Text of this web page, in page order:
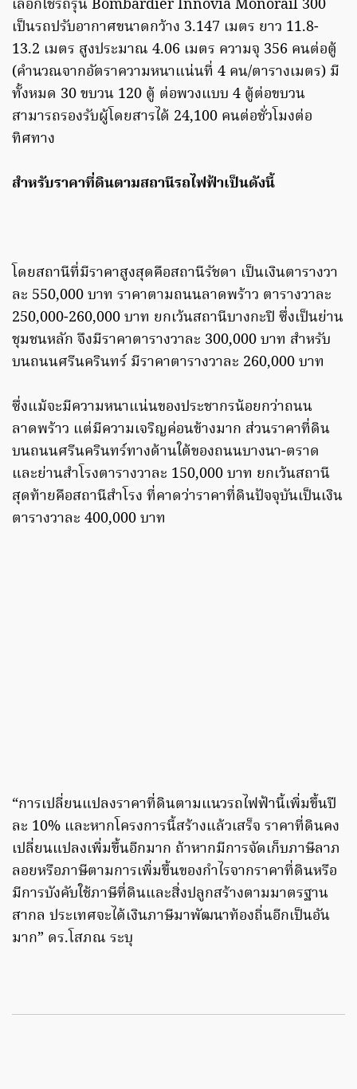
เลือกใช้รถรุ่น Bombardier Innovia Monorail 300
เป็นรถปรับอากาศขนาดกว้าง 3.147 เมตร ยาว 11.8-
13.2 เมตร สูงประมาณ 4.06 เมตร ความจุ 356 คนต่อตู้
(คำนวณจากอัตราความหนาแน่นที่ 4 คน/ตารางเมตร) มี
ทั้งหมด 30 ขบวน 120 ตู้ ต่อพวงแบบ 4 ตู้ต่อขบวน
สามารถรองรับผู้โดยสารได้ 24,100 คนต่อชั่วโมงต่อ
ทิศทาง
สำหรับราคาที่ดินตามสถานีรถไฟฟ้าเป็นดังนี้
โดยสถานีที่มีราคาสูงสุดคือสถานีรัชดา เป็นเงินตารางวา
ละ 550,000 บาท ราคาตามถนนลาดพร้าว ตารางวาละ
250,000-260,000 บาท ยกเว้นสถานีบางกะปิ ซึ่งเป็นย่าน
ชุมชนหลัก จึงมีราคาตารางวาละ 300,000 บาท สำหรับ
บนถนนศรีนครินทร์ มีราคาตารางวาละ 260,000 บาท
ซึ่งแม้จะมีความหนาแน่นของประชากรน้อยกว่าถนน
ลาดพร้าว แต่มีความเจริญค่อนข้างมาก ส่วนราคาที่ดิน
บนถนนศรีนครินทร์ทางด้านใต้ของถนนบางนา-ตราด
และย่านสำโรงตารางวาละ 150,000 บาท ยกเว้นสถานี
สุดท้ายคือสถานีสำโรง ที่คาดว่าราคาที่ดินปัจจุบันเป็นเงิน
ตารางวาละ 400,000 บาท
“การเปลี่ยนแปลงราคาที่ดินตามแนวรถไฟฟ้านี้เพิ่มขึ้นปี
ละ 10% และหากโครงการนี้สร้างแล้วเสร็จ ราคาที่ดินคง
เปลี่ยนแปลงเพิ่มขึ้นอีกมาก ถ้าหากมีการจัดเก็บภาษีลาภ
ลอยหรือภาษีตามการเพิ่มขึ้นของกำไรจากราคาที่ดินหรือ
มีการบังคับใช้ภาษีที่ดินและสิ่งปลูกสร้างตามมาตรฐาน
สากล ประเทศจะได้เงินภาษีมาพัฒนาท้องถิ่นอีกเป็นอัน
มาก” ดร.โสภณ ระบุ